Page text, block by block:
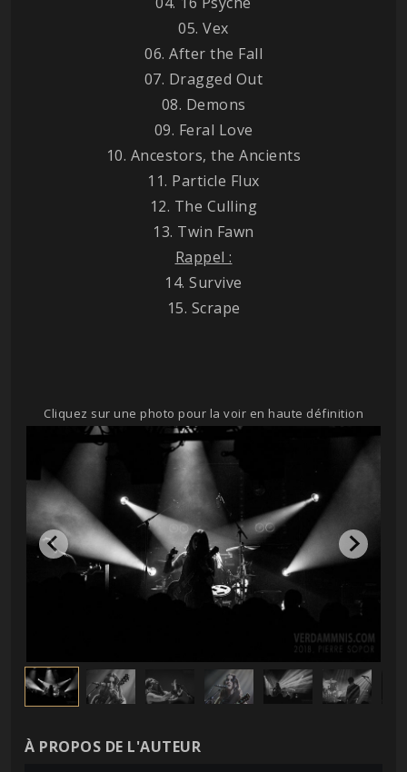
05. Vex
06. After the Fall
07. Dragged Out
08. Demons
09. Feral Love
10. Ancestors, the Ancients
11. Particle Flux
12. The Culling
13. Twin Fawn
Rappel :
14. Survive
15. Scrape
Cliquez sur une photo pour la voir en haute définition
À PROPOS DE L'AUTEUR